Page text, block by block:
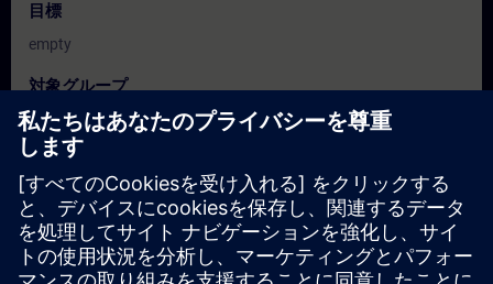
目標
empty
対象グループ
Programozók, beüzemelő és üzemeltetési mérnökök.
Karbantartó és szerviz szakemberek.
日付と登録日
現在利用可能なイベントはありません